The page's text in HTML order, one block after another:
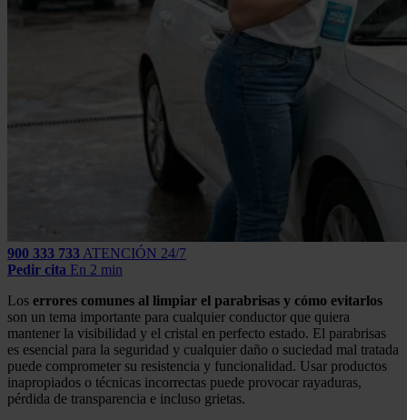
900 333 733 ATENCIÓN 24/7
Pedir cita En 2 min
Los errores comunes al limpiar el parabrisas y cómo evitarlos
son un tema importante para cualquier conductor que quiera
mantener la visibilidad y el cristal en perfecto estado. El parabrisas
es esencial para la seguridad y cualquier daño o suciedad mal tratada
puede comprometer su resistencia y funcionalidad. Usar productos
inapropiados o técnicas incorrectas puede provocar rayaduras,
pérdida de transparencia e incluso grietas.